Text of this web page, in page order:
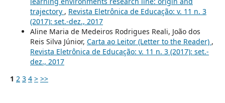
trajectory , Revista Eletrônica de Educação: v. 11 n. 3
(2017): set.-dez., 2017
Aline Maria de Medeiros Rodrigues Reali, João dos
Reis Silva Júnior, Carta ao Leitor (Letter to the Reader) ,
Revista Eletrônica de Educação: v. 11 n. 3 (2017): set.-
dez., 2017
1 2 3 4 > >>